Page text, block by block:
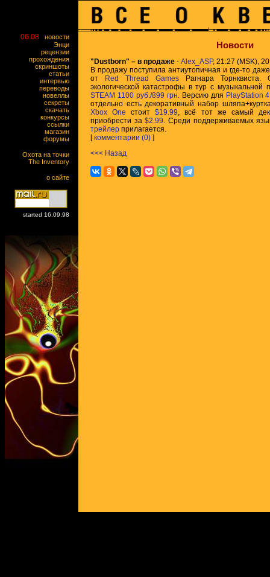
06.08
новости
Энци
рецензии
прохождения
скриншоты
статьи
интервью
переводы
новеллы
секреты
скачать
конкурсы
ссылки
магазин
форумы
Охота на точки
The Inventory
о сайте
started 16.09.98
Новости
"Dustborn" – в продаже - Alex_ASP, 21:27 (MSK),
В продажу поступила антиутопичная и где-то
от
Red Thread Games Рагнара Торнквиста.
экологической катастрофы в тур с музыкальной
STEAM 1100 руб./899 грн.Версию для PlayStation 4
отдельно есть декоративный набор
Xbox One стоит$19.99, всё тот же самый
приобрести за$2.99. Среди поддерживаемых
трейлер прилагается.
[комментарии (0) ]
<<< Назад